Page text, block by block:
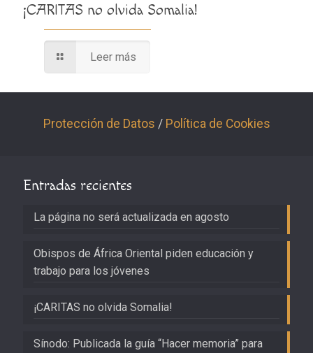
¡CARITAS no olvida Somalia!
Leer más
Protección de Datos / Política de Cookies
Entradas recientes
La página no será actualizada en agosto
Obispos de África Oriental piden educación y
trabajo para los jóvenes
¡CARITAS no olvida Somalia!
Sínodo: Publicada la guía “Hacer memoria” para